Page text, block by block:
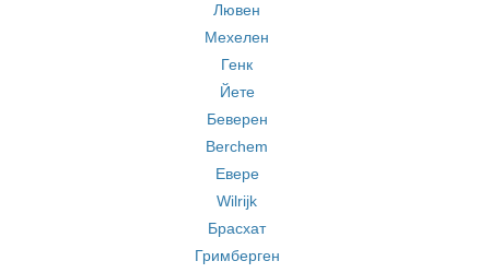
Лювен
Мехелен
Генк
Йете
Беверен
Berchem
Евере
Wilrijk
Брасхат
Гримберген